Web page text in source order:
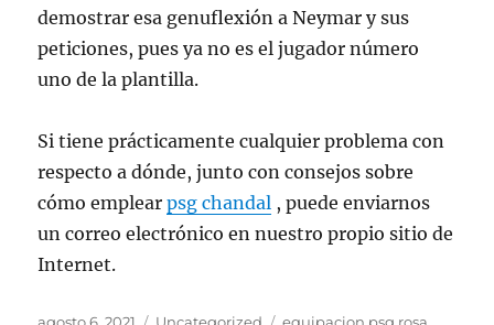
demostrar esa genuflexión a Neymar y sus
peticiones, pues ya no es el jugador número
uno de la plantilla.
Si tiene prácticamente cualquier problema con
respecto a dónde, junto con consejos sobre
cómo emplearpsg chandal , puede enviarnos
un correo electrónico en nuestro propio sitio de
Internet.
Publicado Categorías Etiquetas